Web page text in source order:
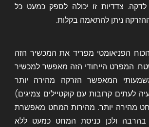
3 שניות ל-300 לדקה. צדדיות זו יכולה לספק כמעט כל
ניתן להתאמה בקלות.
הפניאומטי מפריד את המכשיר הזה
המפרט הייחודי הזה מאפשר למכשיר
המאפשר הזרקה מהירה יותר
לעתים קרובות עם קוקטיילים צמיגים)
מהירה יותר. מהירות המחט מאפשרת
בהרבה ולכן כניסת המחט כמעט ללא